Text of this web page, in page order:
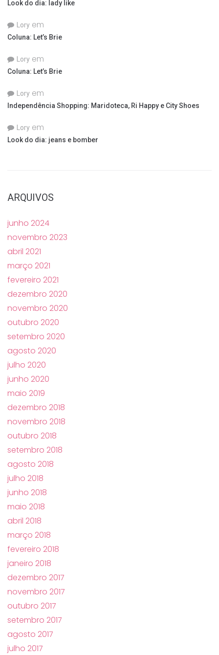
Look do dia: lady like
Lory em
Coluna: Let’s Brie
Lory em
Coluna: Let’s Brie
Lory em
Independência Shopping: Maridoteca, Ri Happy e City Shoes
Lory em
Look do dia: jeans e bomber
ARQUIVOS
junho 2024
novembro 2023
abril 2021
março 2021
fevereiro 2021
dezembro 2020
novembro 2020
outubro 2020
setembro 2020
agosto 2020
julho 2020
junho 2020
maio 2019
dezembro 2018
novembro 2018
outubro 2018
setembro 2018
agosto 2018
julho 2018
junho 2018
maio 2018
abril 2018
março 2018
fevereiro 2018
janeiro 2018
dezembro 2017
novembro 2017
outubro 2017
setembro 2017
agosto 2017
julho 2017